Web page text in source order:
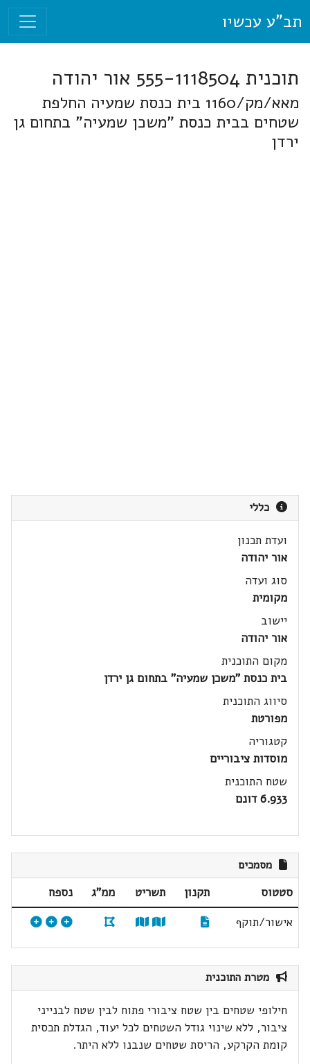
תב"ע עכשיו
תוכנית 555-1118504 אור יהודה
מאא/מק/1160 בית כנסת שמעיה החלפת
שטחים בבית כנסת "משכן שמעיה" בתחום גן
ירדן
כללי
ועדת תכנון
אור יהודה
סוג ועדה
מקומית
יישוב
אור יהודה
מקום התוכנית
בית כנסת "משכן שמעיה" בתחום גן ירדן
סיווג התוכנית
מפורטת
קטגוריה
מוסדות ציבוריים
שטח התוכנית
6.933 דונם
מסמכים
סטטוס תקנון תשריט ממ"ג
נספח
אישור/תוקף
מטרת התוכנית
חילופי שטחים בין שטח ציבורי פתוח לבין שטח לבנייני
ציבור, ללא שינוי גודל השטחים לכל יעוד, הגדלת תכסית
קומת הקרקע, הריסת שטחים שנבנו ללא היתר.